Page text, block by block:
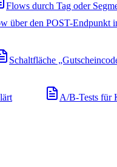
Flows durch Tag oder
über den POST-Endpunkt
Schaltfläche
A/B-Tests für